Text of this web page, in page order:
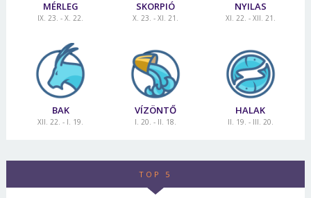
MÉRLEG
IX. 23. - X. 22.
SKORPIÓ
X. 23. - XI. 21.
NYILAS
XI. 22. - XII. 21.
BAK
XII. 22. - I. 19.
VÍZÖNTŐ
I. 20. - II. 18.
HALAK
II. 19. - III. 20.
TOP 5